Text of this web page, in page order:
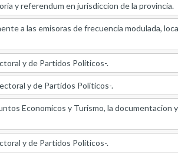
y referendum en jurisdiccion de la provincia.
a las emisoras de frecuencia modulada,
y de Partidos Politicos-.
y de Partidos Politicos-.
Economicos y Turismo, la
y de Partidos Politicos-.